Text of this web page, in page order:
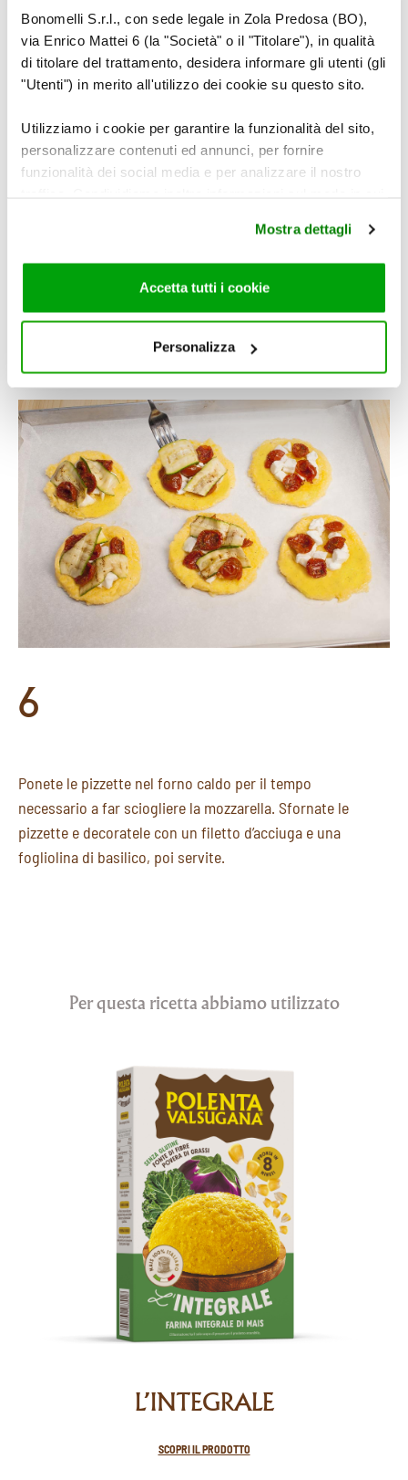
Bonomelli S.r.l., con sede legale in Zola Predosa (BO),
via Enrico Mattei 6 (la "Società" o il "Titolare"), in qualità
di titolare del trattamento, desidera informare gli utenti (gli
"Utenti") in merito all'utilizzo dei cookie su questo sito.
Utilizziamo i cookie per garantire la funzionalità del sito,
personalizzare contenuti ed annunci, per fornire
funzionalità dei social media e per analizzare il nostro
di analisi dei dati web, pubblicità e social media, i quali
potrebbero combinarle con altre informazioni che ha
fornito loro o che hanno raccolto dal suo utilizzo dei loro
cookie consultare la cookie policy. Se clicchi sulla “X” per
chiudere il banner, non verranno installati cookie sul tuo
dispositivo ad eccezione di quelli necessari ai fini del
corretto funzionamento del sito.
Mostra dettagli
Accetta tutti i cookie
Personalizza
Per questa ricetta abbiamo utilizzato
L’INTEGRALE
SCOPRI IL PRODOTTO
Completate con le fettine di zucchine, un pizzico di
origano e un filo d’olio.
6
Ponete le pizzette nel forno caldo per il tempo
necessario a far sciogliere la mozzarella. Sfornate le
pizzette e decoratele con un filetto d’acciuga e una
fogliolina di basilico, poi servite.